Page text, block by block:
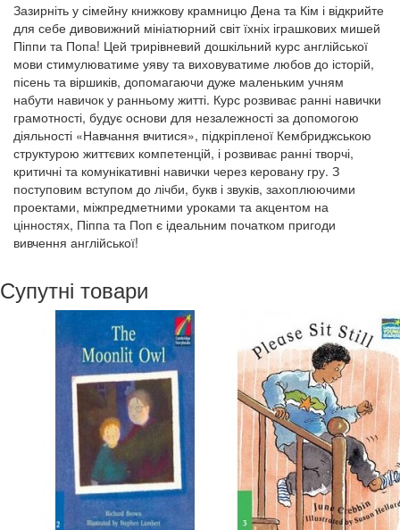
Зазирніть у сімейну книжкову крамницю Дена та Кім і відкрийте
для себе дивовижний мініатюрний світ їхніх іграшкових мишей
Піппи та Попа! Цей трирівневий дошкільний курс англійської
мови стимулюватиме уяву та виховуватиме любов до історій,
пісень та віршиків, допомагаючи дуже маленьким учням
набути навичок у ранньому житті. Курс розвиває ранні навички
грамотності, будує основи для незалежності за допомогою
діяльності «Навчання вчитися», підкріпленої Кембриджською
структурою життєвих компетенцій, і розвиває ранні творчі,
критичні та комунікативні навички через керовану гру. З
поступовим вступом до лічби, букв і звуків, захоплюючими
проектами, міжпредметними уроками та акцентом на
цінностях, Піппа та Поп є ідеальним початком пригоди
вивчення англійської!
Супутні товари